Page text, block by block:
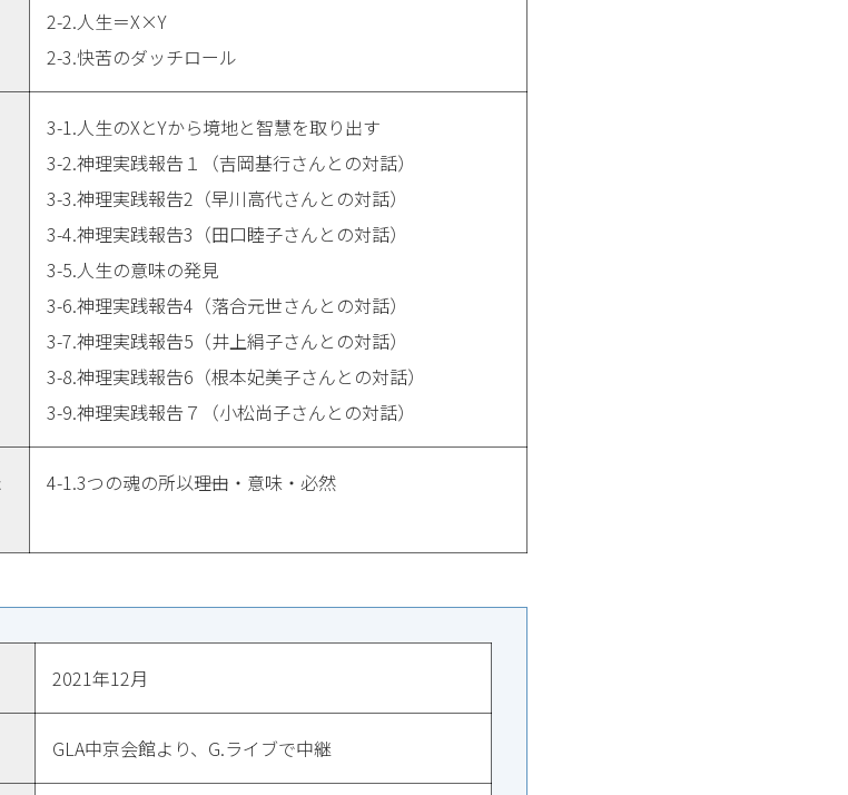
2-2.人生＝X×Y
2-3.快苦のダッチロール
3-1.人生のXとYから境地と智慧を取り出す
3-2.神理実践報告１（吉岡基行さんとの対話）
3-3.神理実践報告2（早川高代さんとの対話）
3-4.神理実践報告3（田口睦子さんとの対話）
3-5.人生の意味の発見
3-6.神理実践報告4（落合元世さんとの対話）
3-7.神理実践報告5（井上絹子さんとの対話）
3-8.神理実践報告6（根本妃美子さんとの対話）
3-9.神理実践報告７（小松尚子さんとの対話）
4-1.3つの魂の所以――理由・意味・必然
2021年12月
GLA中京会館より、G.ライブで中継